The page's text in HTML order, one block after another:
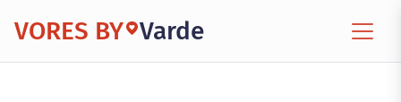
VORES BY Varde